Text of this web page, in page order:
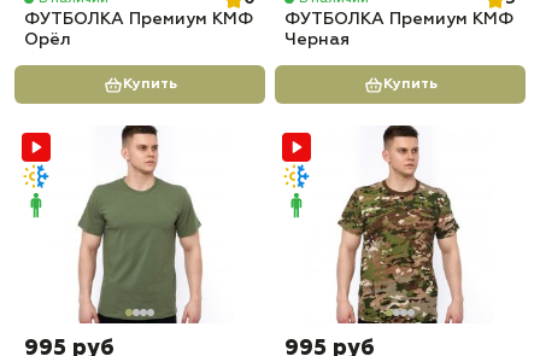
ФУТБОЛКА Премиум КМФ
Орёл
Купить
ФУТБОЛКА Премиум КМФ
Черная
Купить
995 руб 995 руб